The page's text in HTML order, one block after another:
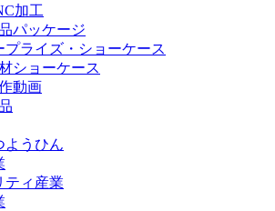
加工
パッケージ
プライズ・ショーケース
ショーケース
動画
ようひん
ティ産業